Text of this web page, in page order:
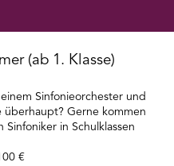
(ab 1. Klasse)
Sinfonieorchester und
überhaupt? Gerne kommen
in Schulklassen
€